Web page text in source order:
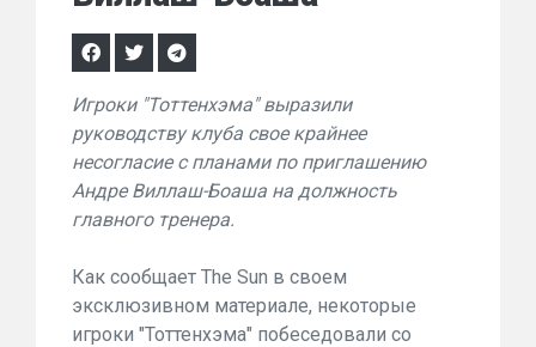
Игроки "Тоттенхэма" выразили
руководству клуба свое крайнее
несогласие с планами по приглашению
Андре Виллаш-Боаша на должность
главного тренера.
Как сообщает The Sun в своем
эксклюзивном материале, некоторые
игроки "Тоттенхэма" побеседовали со